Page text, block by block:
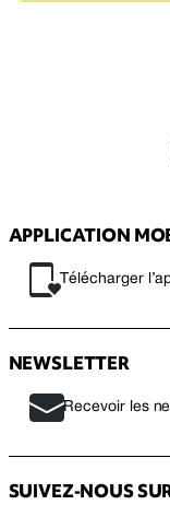
APPLICATION
Télécharger
NEWSLETTER
Recevoir les
SUIVEZ-NOUS